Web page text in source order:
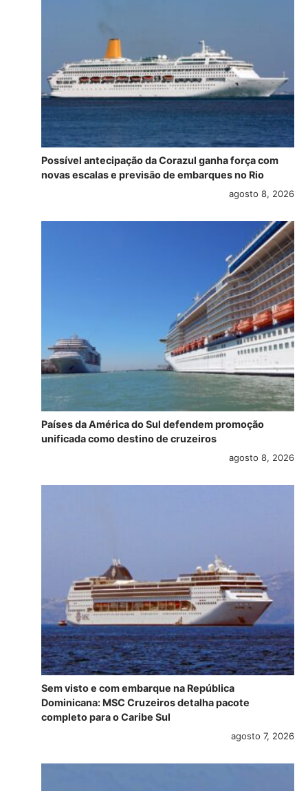
Possível antecipação da Corazul ganha força com
novas escalas e previsão de embarques no Rio
agosto 8, 2026
Países da América do Sul defendem promoção
unificada como destino de cruzeiros
agosto 8, 2026
Sem visto e com embarque na República
Dominicana: MSC Cruzeiros detalha pacote
completo para o Caribe Sul
agosto 7, 2026